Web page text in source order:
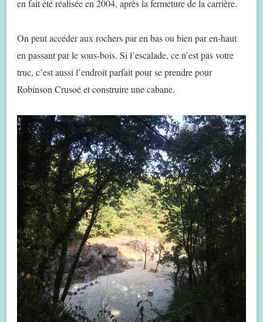
en fait été réalisée en 2004, après la fermeture de la carrière.
On peut accéder aux rochers par en bas ou bien par en-haut
en passant par le sous-bois. Si l’escalade, ce n’est pas votre
truc, c’est aussi l’endroit parfait pour se prendre pour
Robinson Crusoé et construire une cabane.